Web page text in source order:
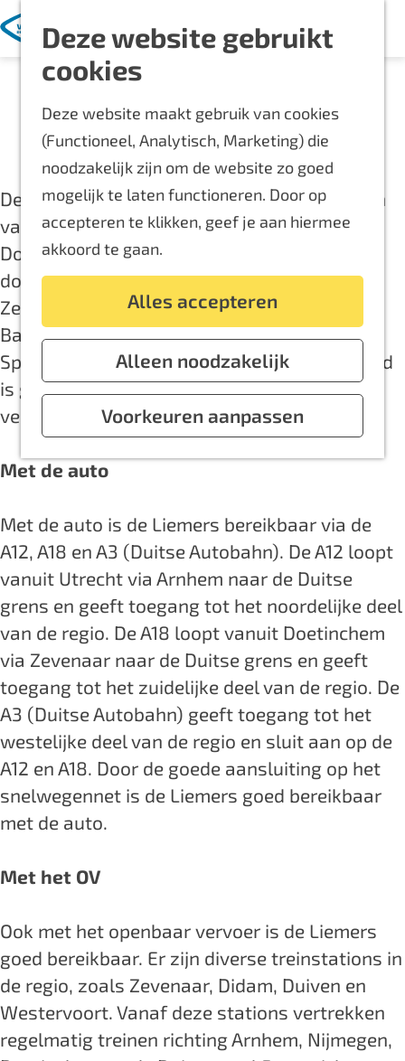
Deze website gebruikt
cookies
Deze website maakt gebruik van cookies
(Functioneel, Analytisch, Marketing) die
noodzakelijk zijn om de website zo goed
mogelijk te laten functioneren. Door op
accepteren te klikken, geef je aan hiermee
akkoord te gaan.
Alles accepteren
Alleen noodzakelijk
Voorkeuren aanpassen
G
r
d
e
h
o
m
e
p
a
e
K
a
a
r
t
Z
o
k
e
n
M
n
u
Blijf langer
Routes
Bereikbaarheid
Locaties
Plattegrond
Voor ondernemers
Bereikbaarheid
De Liemers is een regio gelegen in het oosten
van Nederland, tussen de steden Arnhem en
Doetinchem. Binnen de Liemers vallen de
dorpen en steden Duiven, Westervoort,
Zevenaar, Angerlo, Giesbeek, Lathum,
Babberich, Montferland, Lobith, Tolkamer,
Spijk, Pannerden, Herwen en Aerdt. Het gebied
is goed bereikbaar via verschillende
vervoersmiddelen.
Met de auto
Met de auto is de Liemers bereikbaar via de
A12, A18 en A3 (Duitse Autobahn). De A12 loopt
vanuit Utrecht via Arnhem naar de Duitse
grens en geeft toegang tot het noordelijke deel
van de regio. De A18 loopt vanuit Doetinchem
via Zevenaar naar de Duitse grens en geeft
toegang tot het zuidelijke deel van de regio. De
A3 (Duitse Autobahn) geeft toegang tot het
westelijke deel van de regio en sluit aan op de
A12 en A18. Door de goede aansluiting op het
snelwegennet is de Liemers goed bereikbaar
met de auto.
Met het OV
Ook met het openbaar vervoer is de Liemers
goed bereikbaar. Er zijn diverse treinstations in
de regio, zoals Zevenaar, Didam, Duiven en
Westervoort. Vanaf deze stations vertrekken
regelmatig treinen richting Arnhem, Nijmegen,